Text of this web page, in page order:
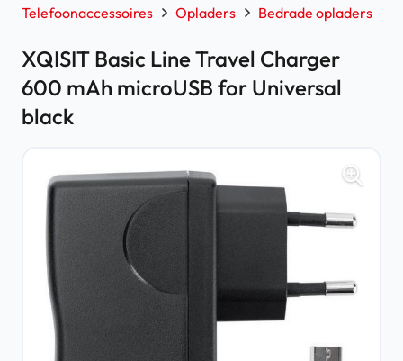
Telefoonaccessoires
Opladers Bedrade opladers
XQISIT Basic Line Travel Charger
600 mAh microUSB for Universal
black